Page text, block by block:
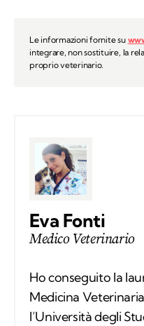
Le informazioni fornite su
integrare, non sostituire, la
proprio veterinario.
Eva Fonti
Medico Veterinario
Ho conseguito la
Medicina
l’Università degli